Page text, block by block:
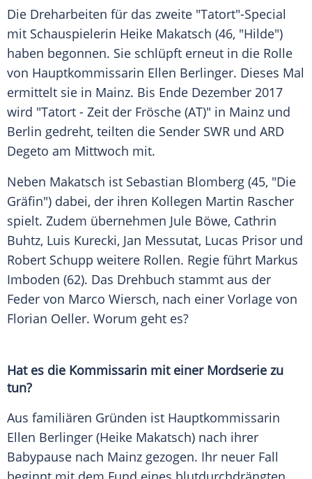
Die Dreharbeiten für das zweite "Tatort"-Special
mit Schauspielerin Heike Makatsch (46, "Hilde")
haben begonnen. Sie schlüpft erneut in die Rolle
von Hauptkommissarin Ellen Berlinger. Dieses Mal
ermittelt sie in Mainz. Bis Ende Dezember 2017
wird "Tatort - Zeit der Frösche (AT)" in Mainz und
Berlin gedreht, teilten die Sender SWR und ARD
Degeto am Mittwoch mit.
Neben Makatsch ist Sebastian Blomberg (45, "Die
Gräfin") dabei, der ihren Kollegen Martin Rascher
spielt. Zudem übernehmen Jule Böwe, Cathrin
Buhtz, Luis Kurecki, Jan Messutat, Lucas Prisor und
Robert Schupp weitere Rollen. Regie führt Markus
Imboden (62). Das Drehbuch stammt aus der
Feder von Marco Wiersch, nach einer Vorlage von
Florian Oeller. Worum geht es?
Hat es die Kommissarin mit einer Mordserie zu
tun?
Aus familiären Gründen ist Hauptkommissarin
Ellen Berlinger (Heike Makatsch) nach ihrer
Babypause nach Mainz gezogen. Ihr neuer Fall